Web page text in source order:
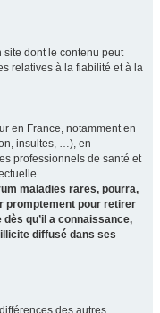
site dont le contenu peut
relatives à la fiabilité et à la
en France, notamment en
insultes, …), en
professionnels de santé et
maladies rares, pourra,
promptement pour retirer
qu’il a connaissance,
diffusé dans ses
des autres